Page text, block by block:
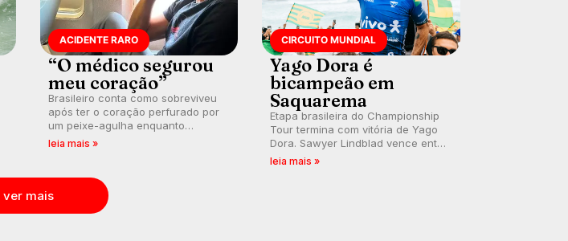
ACIDENTE RARO
“O médico segurou
meu coração”
Brasileiro conta como sobreviveu
após ter o coração perfurado por
um peixe-agulha enquanto
surfava na Costa Rica.
leia mais »
CIRCUITO MUNDIAL
Yago Dora é
bicampeão em
Saquarema
Etapa brasileira do Championship
Tour termina com vitória de Yago
Dora. Sawyer Lindblad vence entre
as mulheres e Leonardo Fioravanti
leia mais »
ver mais